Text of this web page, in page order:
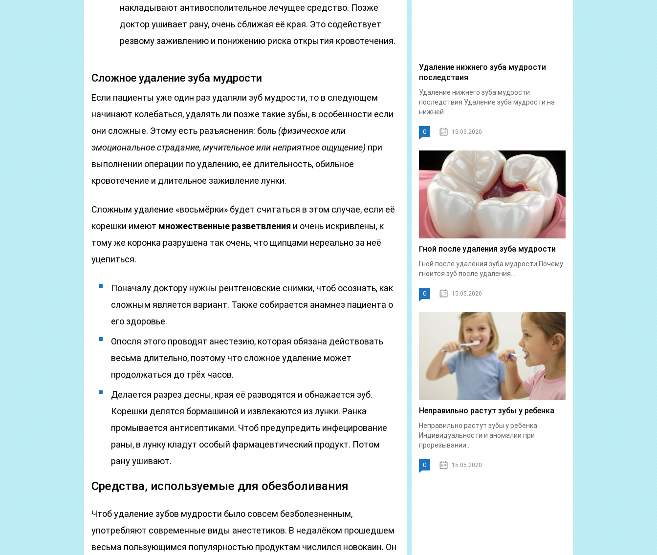
накладывают антивосполительное лечущее средство. Позже
доктор ушивает рану, очень сближая её края. Это содействует
резвому заживлению и понижению риска открытия кровотечения.
Сложное удаление зуба мудрости
Если пациенты уже один раз удаляли зуб мудрости, то в следующем
начинают колебаться, удалять ли позже такие зубы, в особенности если
они сложные. Этому есть разъяснения: боль (физическое или
эмоциональное страдание, мучительное или неприятное ощущение) при
выполнении операции по удалению, её длительность, обильное
кровотечение и длительное заживление лунки.
Сложным удаление «восьмёрки» будет считаться в этом случае, если её
корешки имеют множественные разветвления и очень искривлены, к
тому же коронка разрушена так очень, что щипцами нереально за неё
уцепиться.
Поначалу доктору нужны рентгеновские снимки, чтоб осознать, как
сложным является вариант. Также собирается анамнез пациента о
его здоровье.
Опосля этого проводят анестезию, которая обязана действовать
весьма длительно, поэтому что сложное удаление может
продолжаться до трёх часов.
Делается разрез десны, края её разводятся и обнажается зуб.
Корешки делятся бормашиной и извлекаются из лунки. Ранка
промывается антисептиками. Чтоб предупредить инфецирование
раны, в лунку кладут особый фармацевтический продукт. Потом
рану ушивают.
Средства, используемые для обезболивания
Чтоб удаление зубов мудрости было совсем безболезненным,
употребляют современные виды анестетиков. В недалёком прошедшем
весьма пользующимся популярностью продуктам числился новокаин. Он
Удаление нижнего зуба мудрости
последствия
Удаление нижнего зуба мудрости
последствия Удаление зуба мудрости на
нижней...
0 15.05.2020
Гной после удаления зуба мудрости
Гной после удаления зуба мудрости Почему
гноится зуб после удаления...
0 15.05.2020
Неправильно растут зубы у ребенка
Неправильно растут зубы у ребенка
Индивидуальности и аномалии при
прорезывании...
0 15.05.2020